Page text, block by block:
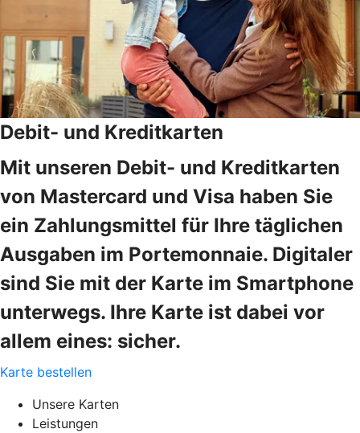
Debit- und Kreditkarten
Mit unseren Debit- und Kreditkarten
von Mastercard und Visa haben Sie
ein Zahlungsmittel für Ihre täglichen
Ausgaben im Portemonnaie. Digitaler
sind Sie mit der Karte im Smartphone
unterwegs. Ihre Karte ist dabei vor
allem eines: sicher.
Karte bestellen
Unsere Karten
Leistungen